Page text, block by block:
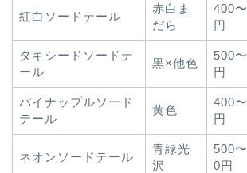
紅白ソードテール
赤白ま
だら
400
円
タキシードソードテ
ール
黒×他色
500
円
パイナップルソード
テール
黄色
400
円
ネオンソードテール
青緑光
沢
500
0円